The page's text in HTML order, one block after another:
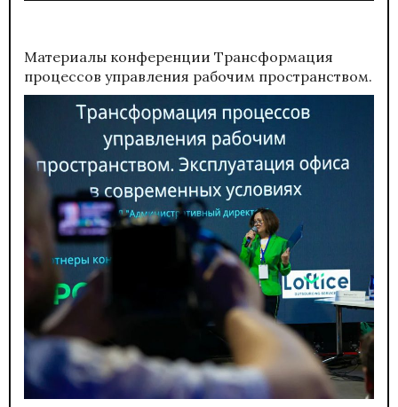
Материалы конференции Трансформация
процессов управления рабочим пространством.